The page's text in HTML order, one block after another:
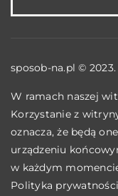
sposob-na.pl ©
W ramach naszej
Korzystanie z
oznacza, że będą
urządzeniu
w każdym
Polityka prywatności